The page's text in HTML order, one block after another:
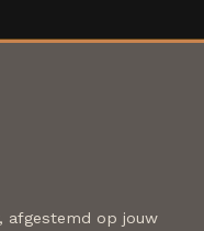
afgestemd op jouw